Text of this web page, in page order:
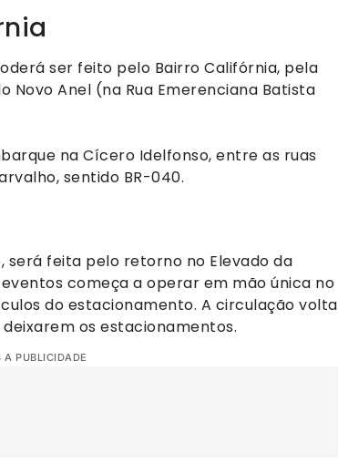
ser feito pelo Bairro Califórnia, pela
Novo Anel (na Rua Emerenciana Batista
na Cícero Idelfonso, entre as ruas
sentido BR-040.
será feita pelo retorno no Elevado da
começa a operar em mão única no
do estacionamento. A circulação volta
os estacionamentos.
A PUBLICIDADE